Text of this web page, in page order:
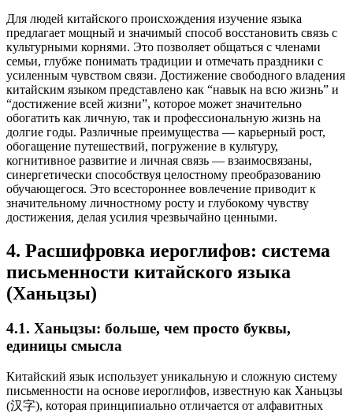
Для людей китайского происхождения изучение языка
предлагает мощный и значимый способ восстановить связь с
культурными корнями. Это позволяет общаться с членами
семьи, глубже понимать традиции и отмечать праздники с
усиленным чувством связи. Достижение свободного владения
китайским языком представлено как “навык на всю жизнь” и
“достижение всей жизни”, которое может значительно
обогатить как личную, так и профессиональную жизнь на
долгие годы. Различные преимущества — карьерный рост,
обогащение путешествий, погружение в культуру,
когнитивное развитие и личная связь — взаимосвязаны,
синергетически способствуя целостному преобразованию
обучающегося. Это всестороннее вовлечение приводит к
значительному личностному росту и глубокому чувству
достижения, делая усилия чрезвычайно ценными.
4. Расшифровка иероглифов: система
письменности китайского языка
(Ханьцзы)
4.1. Ханьцзы: больше, чем просто буквы,
единицы смысла
Китайский язык использует уникальную и сложную систему
письменности на основе иероглифов, известную как Ханьцзы
(汉字), которая принципиально отличается от алфавитных